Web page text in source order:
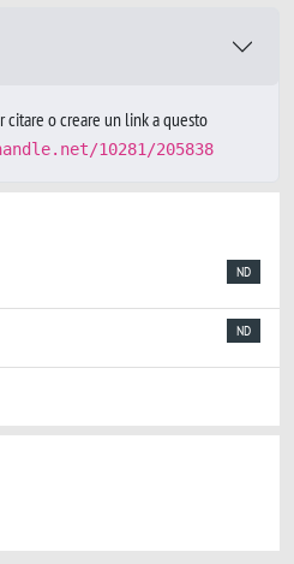
o creare un link a questo
10281/205838
ND
ND